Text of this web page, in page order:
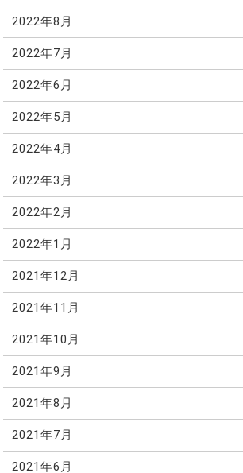
2022年8月
2022年7月
2022年6月
2022年5月
2022年4月
2022年3月
2022年2月
2022年1月
2021年12月
2021年11月
2021年10月
2021年9月
2021年8月
2021年7月
2021年6月